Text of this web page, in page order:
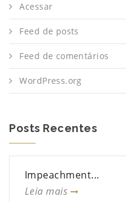
Acessar
Feed de posts
Feed de comentários
WordPress.org
Posts Recentes
Impeachment...
Leia mais